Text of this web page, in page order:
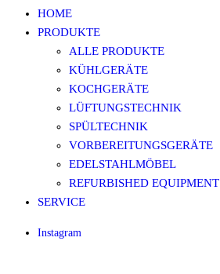
HOME
PRODUKTE
ALLE PRODUKTE
KÜHLGERÄTE
KOCHGERÄTE
LÜFTUNGSTECHNIK
SPÜLTECHNIK
VORBEREITUNGSGERÄTE
EDELSTAHLMÖBEL
REFURBISHED EQUIPMENT
SERVICE
Instagram